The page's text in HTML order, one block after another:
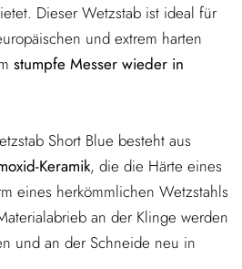
Dieser Wetzstab ist ideal für
und extrem harten
stumpfe Messer wieder in
Short Blue besteht aus
Keramik, die die Härte eines
eines herkömmlichen Wetzstahls
an der Klinge werden
und an der Schneide neu in